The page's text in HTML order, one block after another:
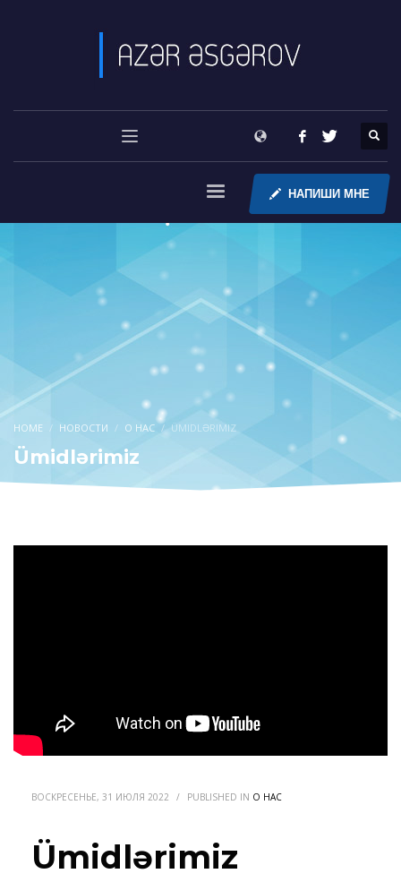
НАПИШИ МНЕ
HOME НОВОСТИ О НАС ÜMIDLƏRIMIZ
Ümidlərimiz
ВОСКРЕСЕНЬЕ, 31 ИЮЛЯ 2022 / PUBLISHED IN О НАС
Ümidlərimiz